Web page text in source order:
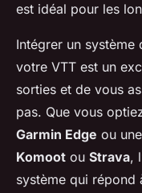
est idéal pour les
Intégrer un
votre VTT est un
sorties et de vous
pas. Que vous
Garmin Edge ou
Komoot ou Strava,
système qui répond